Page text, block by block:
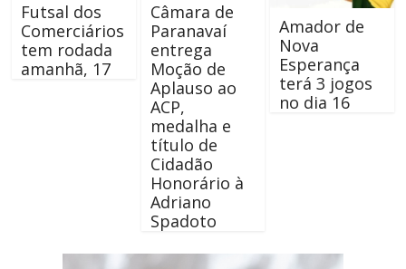
Futsal dos
Comerciários
tem rodada
amanhã, 17
Câmara de
Paranavaí
entrega
Moção de
Aplauso ao
ACP,
medalha e
título de
Cidadão
Honorário à
Adriano
Spadoto
Amador de
Nova
Esperança
terá 3 jogos
no dia 16